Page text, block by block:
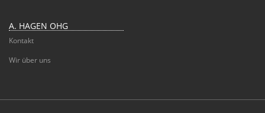
A. HAGEN OHG
Kontakt
Wir über uns